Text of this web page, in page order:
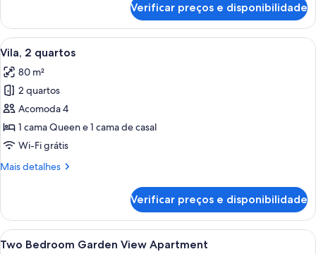
2
quartos,
vista
o
oceano
Verificar preços e disponibilidade
Carrega
todas
as
fotos
de
Vila,
2
18
Vila, 2 quartos
80 m²
2 quartos
Acomoda 4
1 cama Queen e 1 cama de casal
Wi-Fi grátis
Mais detalhes
Mais
2
quartos
Verificar preços e disponibilidade
Carrega
Cortinas blackout, ferros/tábuas de
16
Two Bedroom Garden View Apartment